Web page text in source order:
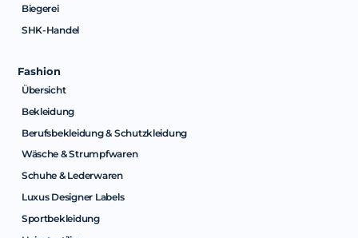
Biegerei
SHK-Handel
Fashion
Übersicht
Bekleidung
Berufsbekleidung & Schutzkleidung
Wäsche & Strumpfwaren
Schuhe & Lederwaren
Luxus Designer Labels
Sportbekleidung